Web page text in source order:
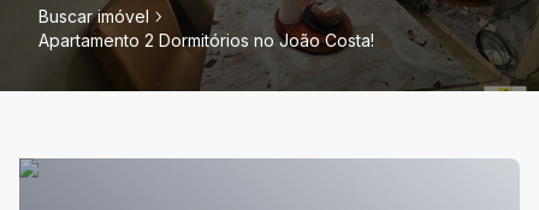
Buscar imóvel
Apartamento 2 Dormitórios no João Costa!